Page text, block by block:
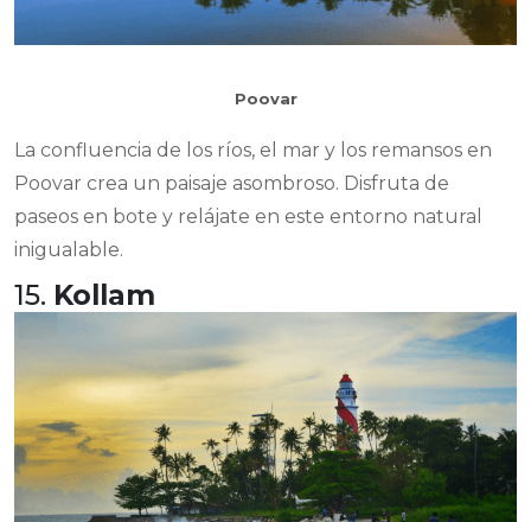
Poovar
La confluencia de los ríos, el mar y los remansos en
Poovar crea un paisaje asombroso. Disfruta de
paseos en bote y relájate en este entorno natural
inigualable.
15. Kollam